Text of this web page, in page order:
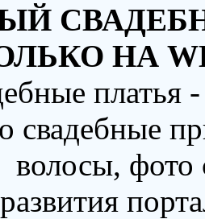
НА
свадебные
волосы,